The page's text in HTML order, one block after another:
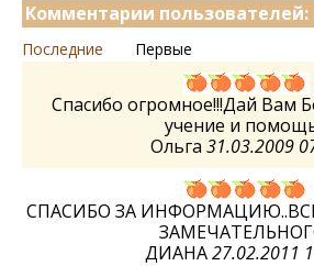
Комментарии пользователей:
Последние Первые
Спасибо огромное!!!Дай Вам
учение и
Ольга 31.03.2009
СПАСИБО ЗА
ДИАНА27.02.2011